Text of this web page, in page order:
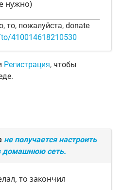
нужно)
то, пожалуйста, donate
410014618210530
Регистрация, чтобы
не получается настроить
домашнюю сеть.
то закончил